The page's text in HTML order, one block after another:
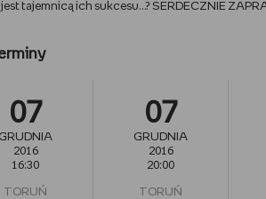
tajemnicą ich sukcesu...? SERDECZNIE
07
GRUDNIA
2016
16:30
TORUŃ
07
GRUDNIA
2016
20:00
TORUŃ